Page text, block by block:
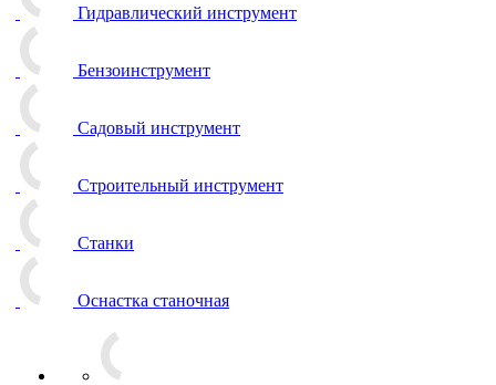
Гидравлический инструмент
Бензоинструмент
Садовый инструмент
Строительный инструмент
Станки
Оснастка станочная